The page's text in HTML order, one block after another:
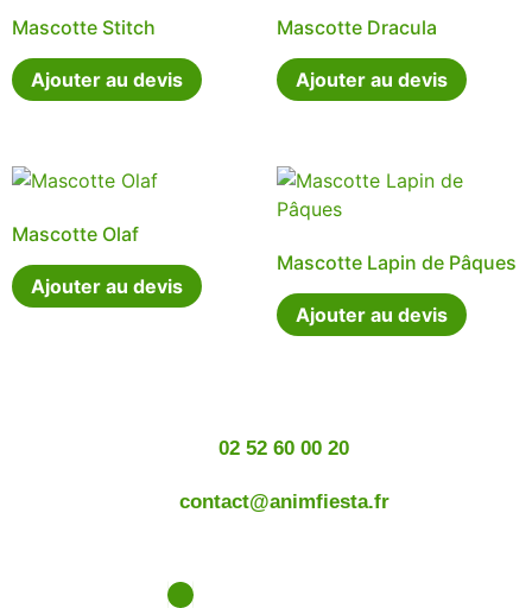
Mascotte Stitch
Ajouter au devis
Mascotte Dracula
Ajouter au devis
Mascotte Olaf
Ajouter au devis
Mascotte Lapin de Pâques
Ajouter au devis
02 52 60 00 20
contact@animfiesta.fr